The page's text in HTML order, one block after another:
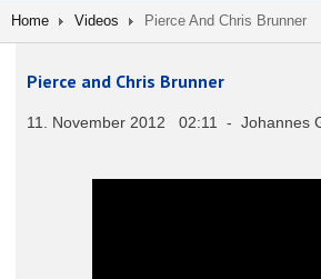
Home Videos Pierce And Chris Brunner
Pierce and Chris Brunner
11. November 2012 02:11 - Johannes